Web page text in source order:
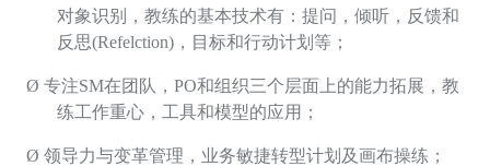
对象识别，教练的基本技术有：提问，倾听，反馈和
反思(Refelction)，目标和行动计划等；
Ø 专注SM在团队，PO和组织三个层面上的能力拓展，教
练工作重心，工具和模型的应用；
Ø 领导力与变革管理，业务敏捷转型计划及画布操练 ；